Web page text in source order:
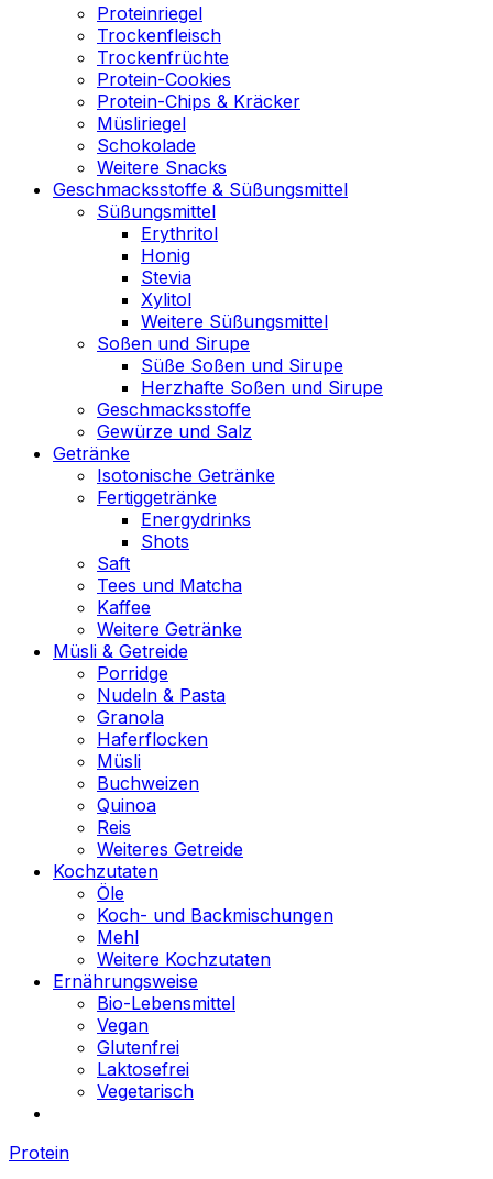
Proteinriegel
Trockenfleisch
Trockenfrüchte
Protein-Cookies
Protein-Chips & Kräcker
Müsliriegel
Schokolade
Weitere Snacks
Geschmacksstoffe & Süßungsmittel
Süßungsmittel
Erythritol
Honig
Stevia
Xylitol
Weitere Süßungsmittel
Soßen und Sirupe
Süße Soßen und Sirupe
Herzhafte Soßen und Sirupe
Geschmacksstoffe
Gewürze und Salz
Getränke
Isotonische Getränke
Fertiggetränke
Energydrinks
Shots
Saft
Tees und Matcha
Kaffee
Weitere Getränke
Müsli & Getreide
Porridge
Nudeln & Pasta
Granola
Haferflocken
Müsli
Buchweizen
Quinoa
Reis
Weiteres Getreide
Kochzutaten
Öle
Koch- und Backmischungen
Mehl
Weitere Kochzutaten
Ernährungsweise
Bio-Lebensmittel
Vegan
Glutenfrei
Laktosefrei
Vegetarisch
Protein